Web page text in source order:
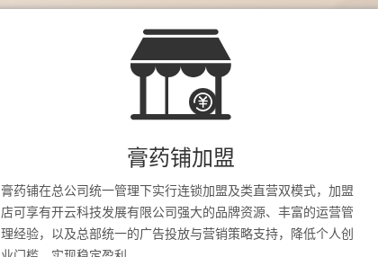
膏药铺加盟
膏药铺在总公司统一管理下实行连锁加盟及类直营双模式，加盟
店可享有开云科技发展有限公司强大的品牌资源、丰富的运营管
理经验，以及总部统一的广告投放与营销策略支持，降低个人创